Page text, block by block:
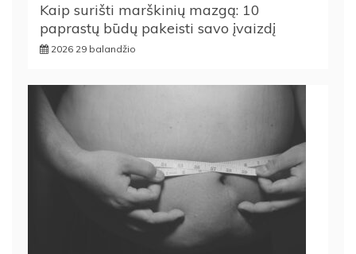
Kaip surišti marškinių mazgą: 10
paprastų būdų pakeisti savo įvaizdį
2026 29 balandžio